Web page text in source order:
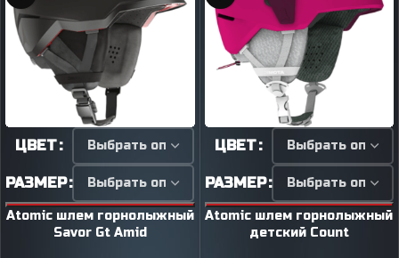
ЦВЕТ
РАЗМЕР
Atomic шлем горнолыжный
Savor Gt Amid
ЦВЕТ
РАЗМЕР
Atomic шлем горнолыжный
детский Count